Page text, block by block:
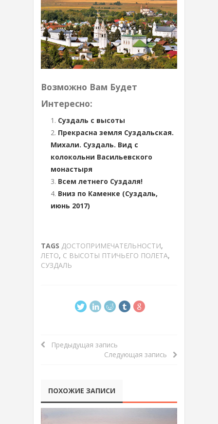
Возможно Вам Будет
Интересно:
Суздаль с высоты
Прекрасна земля Суздальская.
Михали. Суздаль. Вид с
колокольни Васильевского
монастыря
Всем летнего Суздаля!
Вниз по Каменке (Суздаль,
июнь 2017)
TAGS ДОСТОПРИМЕЧАТЕЛЬНОСТИ,
ЛЕТО, С ВЫСОТЫ ПТИЧЬЕГО ПОЛЕТА,
СУЗДАЛЬ
Предыдущая запись
Следующая запись
ПОХОЖИЕ ЗАПИСИ